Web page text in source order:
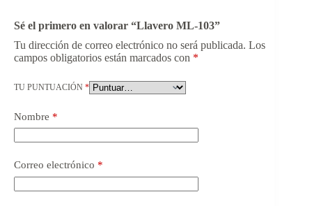
Sé el primero en valorar “Llavero ML-103”
Tu dirección de correo electrónico no será publicada. Los
campos obligatorios están marcados con *
TU PUNTUACIÓN *
Nombre *
Correo electrónico *